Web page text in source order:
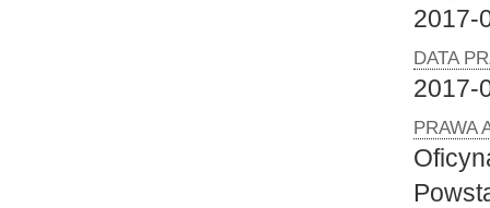
2017-
DATA
2017-
PRAWA